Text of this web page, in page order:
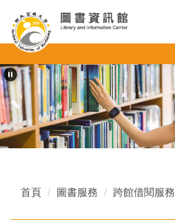
到
主
內
容
區
首頁 圖書服務 跨館借閱服務